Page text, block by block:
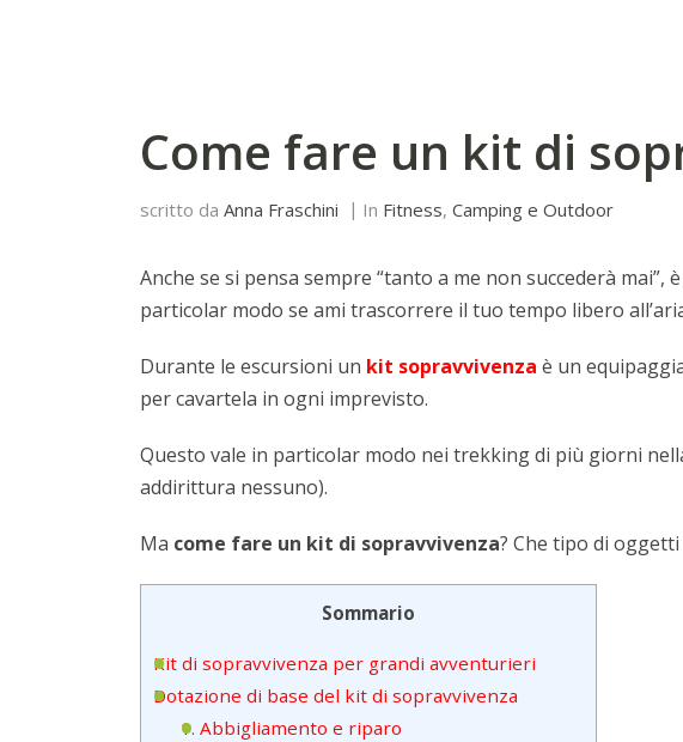
Come fare un kit di
scritto da Anna Fraschini In Fitness, Camping e Outdoor
Anche se si pensa sempre “tanto a me non succederà
particolar modo se ami trascorrere il tuo tempo libero
Durante le escursioni un kit sopravvivenza è un
per cavartela in ogni imprevisto.
Questo vale in particolar modo nei trekking di più giorni
addirittura nessuno).
Ma come fare un kit di sopravvivenza? Che tipo di
Sommario
Kit di sopravvivenza per grandi avventurieri
Dotazione di base del kit di sopravvivenza
1. Abbigliamento e riparo